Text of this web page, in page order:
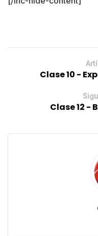
Clase 10 -
Clase 12 -